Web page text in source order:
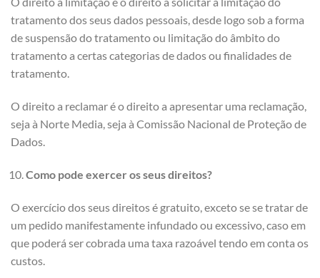
tratamento dos seus dados pessoais, desde logo sob a forma
de suspensão do tratamento ou limitação do âmbito do
tratamento a certas categorias de dados ou finalidades de
tratamento.
O direito a reclamar é o direito a apresentar uma reclamação,
seja à Norte Media, seja à Comissão Nacional de Proteção de
Dados.
Como pode exercer os seus direitos?
O exercício dos seus direitos é gratuito, exceto se se tratar de
um pedido manifestamente infundado ou excessivo, caso em
que poderá ser cobrada uma taxa razoável tendo em conta os
custos.